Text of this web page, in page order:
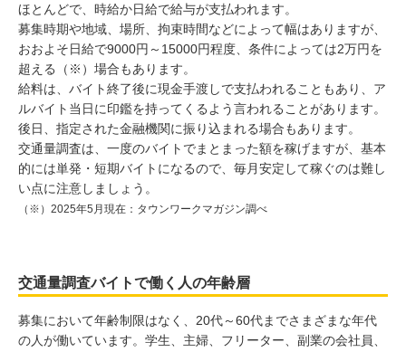
ほとんどで、時給か日給で給与が支払われます。
募集時期や地域、場所、拘束時間などによって幅はありますが、
おおよそ日給で9000円～15000円程度、条件によっては2万円を
超える（※）場合もあります。
給料は、バイト終了後に現金手渡しで支払われることもあり、ア
ルバイト当日に印鑑を持ってくるよう言われることがあります。
後日、指定された金融機関に振り込まれる場合もあります。
交通量調査は、一度のバイトでまとまった額を稼げますが、基本
的には単発・短期バイトになるので、毎月安定して稼ぐのは難し
い点に注意しましょう。
（※）2025年5月現在：タウンワークマガジン調べ
交通量調査バイトで働く人の年齢層
募集において年齢制限はなく、20代～60代までさまざまな年代
の人が働いています。学生、主婦、フリーター、副業の会社員、